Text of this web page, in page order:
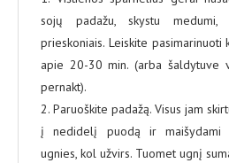
sojų padažu, skystu
prieskoniais. Leiskite
apie 20-30 min. (arba šaldytuve
pernakt).
2. Paruoškite padažą. Visus jam
į nedidelį puodą ir maišydami
ugnies, kol užvirs. Tuomet ugnį